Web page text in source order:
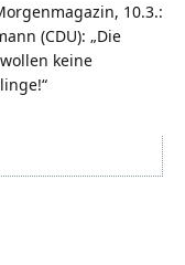
10.3.:
(CDU): „Die
keine